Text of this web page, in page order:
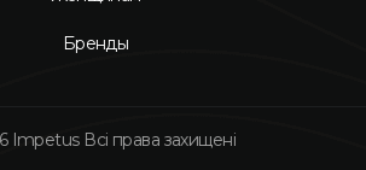
Бренды
Impetus Всі права захищені